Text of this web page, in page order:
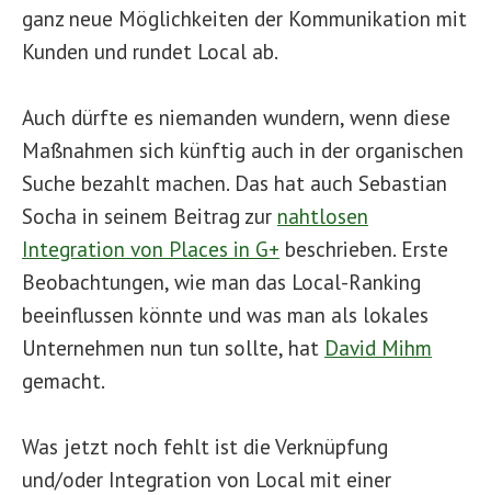
ganz neue Möglichkeiten der Kommunikation mit
Kunden und rundet Local ab.
Auch dürfte es niemanden wundern, wenn diese
Maßnahmen sich künftig auch in der organischen
Suche bezahlt machen. Das hat auch Sebastian
Socha in seinem Beitrag zur nahtlosen
Integration von Places in G+ beschrieben. Erste
Beobachtungen, wie man das Local-Ranking
beeinflussen könnte und was man als lokales
Unternehmen nun tun sollte, hat David Mihm
gemacht.
Was jetzt noch fehlt ist die Verknüpfung
und/oder Integration von Local mit einer